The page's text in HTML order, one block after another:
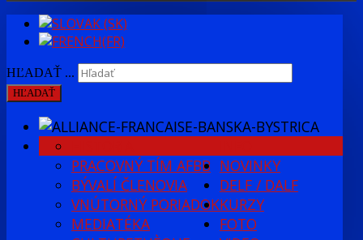
HĽADAŤ ...
HĽADAŤ
PRACOVNÝ TÍM AFBB
BÝVALÍ ČLENOVIA
VNÚTORNÝ PORIADOK
MEDIATÉKA
NOVINKY
DELF / DALF
KURZY
FOTO